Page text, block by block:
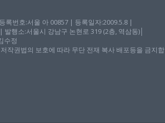
록번호:서울 아 00857 | 등록일자:2009.5.8 |
행소:서울시 강남구 논현로 319 (2층, 역삼동)│
수정
작권법의 보호에 따라 무단 전재 복사 배포등을 금지합